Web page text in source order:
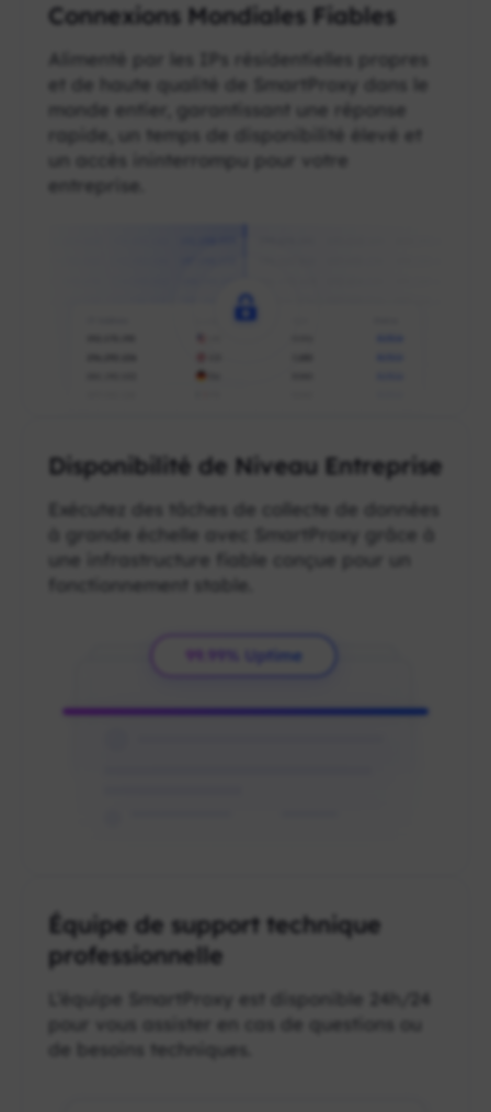
Connexions Mondiales Fiables
Alimenté par les IPs résidentielles propres
et de haute qualité de SmartProxy dans le
monde entier, garantissant une réponse
rapide, un temps de disponibilité élevé et
un accès ininterrompu pour votre
entreprise.
Disponibilité de Niveau Entreprise
Exécutez des tâches de collecte de données
à grande échelle avec SmartProxy grâce à
une infrastructure fiable conçue pour un
fonctionnement stable.
Équipe de support technique
professionnelle
L’équipe SmartProxy est disponible 24h/24
pour vous assister en cas de questions ou
de besoins techniques.